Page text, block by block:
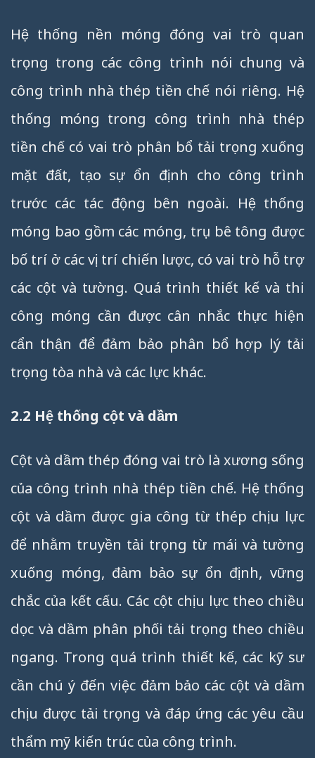
Hệ thống nền móng đóng vai trò quan
trọng trong các công trình nói chung và
công trình nhà thép tiền chế nói riêng. Hệ
thống móng trong công trình nhà thép
tiền chế có vai trò phân bổ tải trọng xuống
mặt đất, tạo sự ổn định cho công trình
trước các tác động bên ngoài. Hệ thống
móng bao gồm các móng, trụ bê tông được
bố trí ở các vị trí chiến lược, có vai trò hỗ trợ
các cột và tường. Quá trình thiết kế và thi
công móng cần được cân nhắc thực hiện
cẩn thận để đảm bảo phân bổ hợp lý tải
trọng tòa nhà và các lực khác.
2.2 Hệ thống cột và dầm
Cột và dầm thép đóng vai trò là xương sống
của công trình nhà thép tiền chế. Hệ thống
cột và dầm được gia công từ thép chịu lực
để nhằm truyền tải trọng từ mái và tường
xuống móng, đảm bảo sự ổn định, vững
chắc của kết cấu. Các cột chịu lực theo chiều
dọc và dầm phân phối tải trọng theo chiều
ngang. Trong quá trình thiết kế, các kỹ sư
cần chú ý đến việc đảm bảo các cột và dầm
chịu được tải trọng và đáp ứng các yêu cầu
thẩm mỹ kiến trúc của công trình.